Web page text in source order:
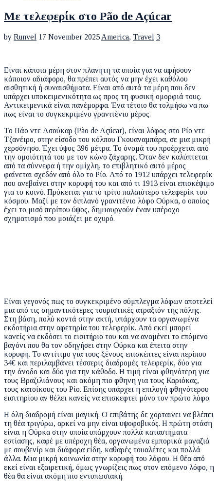
Με τελεφερίκ στο Pão de Açúcar
by Runvel 17 November 2025 America, Travel 3
Είναι κάποια μέρη στον πλανήτη τα οποία για να αφήσουν
κάποιον αδιάφορο, θα πρέπει αυτός να μην έχει καθόλου
αισθητική ή συναισθήματα. Είναι από αυτά τα μέρη που δεν
υπάρχει υποκειμενικότητα ως προς τη φυσική ομορφιά τους.
Αντικειμενικά είναι πανέμορφα. Ένα τέτοιο θα τολμήσω να πω
πως είναι το συγκεκριμένο γρανιτένιο μέρος.
Το Πάο ντε Ασούκαρ (Pão de Açúcar), είναι λόφος στο Ρίο ντε
Τζανέιρο, στην είσοδο του κόλπου Γκουαναμπάρα, σε μια μικρή
χερσόνησο. Έχει ύψος 396 μέτρα. Το όνομά του προέρχεται από
την ομοιότητά του με τον κώνο ζάχαρης. Όταν δεν καλύπτεται
από τα σύννεφα ή την ομίχλη, το επιβλητικό αυτό μέρος
φαίνεται σχεδόν από όλο το Ρίο. Από το 1912 υπάρχει τελεφερίκ
που ανεβαίνει στην κορυφή του και από τι 1913 είναι επισκέψιμο
για το κοινό. Πρόκειται για το τρίτο παλαιότερο τελεφερίκ του
κόσμου. Μαζί με τον διπλανό γρανιτένιο λόφο Ούρκα, ο οποίος
έχει το μισό περίπου ύψος, δημιουργούν έναν υπέροχο
σχηματισμό που μοιάζει με οχυρό.
Είναι γεγονός πως το συγκεκριμένο σύμπλεγμα λόφων αποτελεί
μια από τις σημαντικότερες τουριστικές ατραξιόν της πόλης.
Στη βάση, πολύ κοντά στην ακτή, υπάρχουν τα οργανωμένα
εκδοτήρια στην αφετηρία του τελεφερίκ. Από εκεί μπορεί
κανείς να εκδόσει το εισιτήριο του και να αναμένει το επόμενο
βαγόνι που θα τον οδηγήσει στην Ούρκα και έπειτα στην
κορυφή. Το αντίτιμο για τους ξένους επισκέπτες είναι περίπου
34€ και περιλαμβάνει τέσσερις διαδρομές τελεφερίκ, δύο για
την άνοδο και δύο για την κάθοδο. Η τιμή είναι φθηνότερη για
τους Βραζιλιάνους και ακόμη πιο φθηνη για τους Καριόκας,
τους κατοίκους του Ρίο. Επίσης υπάρχει η επιλογή φθηνότερου
εισιτηρίου αν θέλει κανείς να επισκεφτεί μόνο τον πρώτο λόφο.
Η όλη διαδρομή είναι μαγική. Ο επιβάτης δε χορταινει να βλέπει
τη θέα τριγύρω, αρκεί να μην είναι υψοφοβικός. Η πρώτη στάση
είναι η Ούρκα στην οποία υπάρχουν πολλά καταστήματα
εστίασης, καφέ με υπέροχη θέα, οργανωμένα εμπορικά μαγαζιά
με σουβενίρ και διάφορα είδη, καθαρές τουαλέτες και πολλά
άλλα. Μια μικρή κοινωνία στην κορυφή του λόφου. Η θέα από
εκεί είναι εξαιρετική, όμως γνωρίζεις πως στον επόμενο λόφο, η
θέα θα είναι ακόμη πιο εντυπωσιακή.